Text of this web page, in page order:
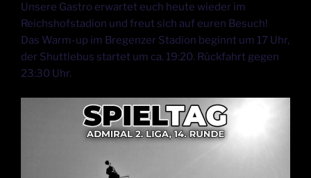
Unsere Gastro erwartet euch heute wieder im
Reichshofstadion und freut sich auf euren Besuch!
Das Warm-up im Bregenzer Stadion beginnt um 17 Uhr,
der Shuttlebus startet um ca. 19:20. Rückfahrt gegen
23:30 Uhr.